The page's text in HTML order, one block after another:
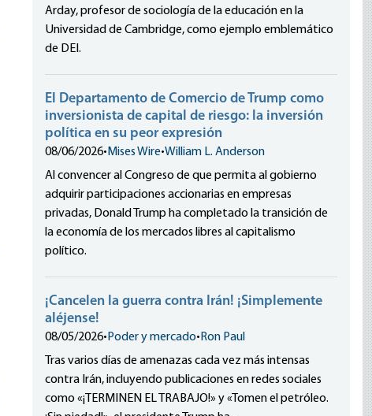
Arday, profesor de sociología de la educación en la
Universidad de Cambridge, como ejemplo emblemático
de DEI.
El Departamento de Comercio de Trump como
inversionista de capital de riesgo: la inversión
política en su peor expresión
08/06/2026• Mises Wire•William L. Anderson
Al convencer al Congreso de que permita al gobierno
adquirir participaciones accionarias en empresas
privadas, Donald Trump ha completado la transición de
la economía de los mercados libres al capitalismo
político.
¡Cancelen la guerra contra Irán! ¡Simplemente
aléjense!
08/05/2026• Poder y mercado• Ron Paul
Tras varios días de amenazas cada vez más intensas
contra Irán, incluyendo publicaciones en redes sociales
como «¡TERMINEN EL TRABAJO!» y «Tomen el petróleo.